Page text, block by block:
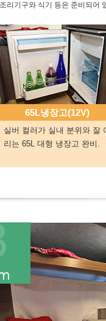
리기구와 식기 등은 준비되어
65L냉장고(12V)
실버 컬러가 실내 분위와 잘
리는 65L 대형 냉장고 완비.